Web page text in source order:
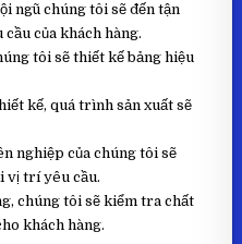
ngũ chúng tôi sẽ đến tận
của khách hàng.
tôi sẽ thiết kế bảng hiệu
kế, quá trình sản xuất sẽ
nghiệp của chúng tôi sẽ
vị trí yêu cầu.
chúng tôi sẽ kiểm tra chất
khách hàng.